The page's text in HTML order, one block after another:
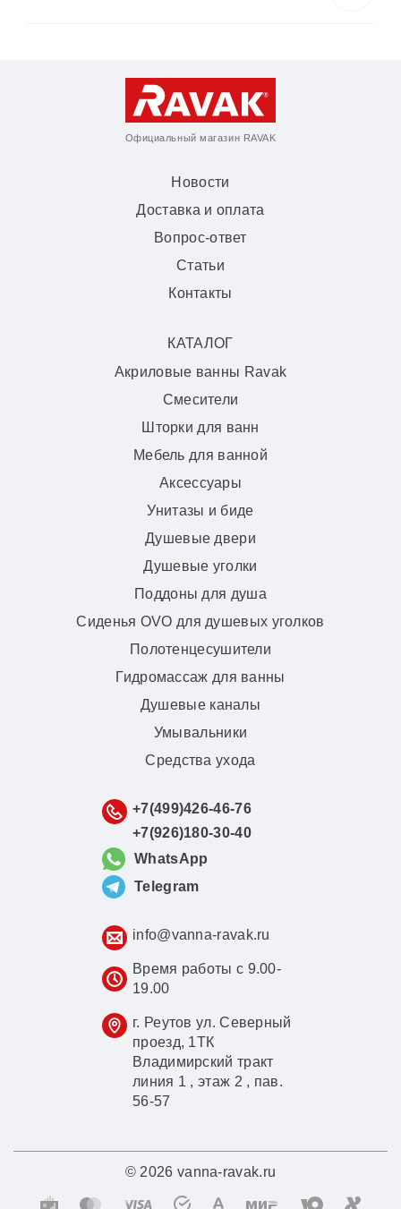
Официальный магазин RAVAK
Новости
Доставка и оплата
Вопрос-ответ
Статьи
Контакты
КАТАЛОГ
Акриловые ванны Ravak
Смесители
Шторки для ванн
Мебель для ванной
Аксессуары
Унитазы и биде
Душевые двери
Душевые уголки
Поддоны для душа
Сиденья OVO для душевых уголков
Полотенцесушители
Гидромассаж для ванны
Душевые каналы
Умывальники
Средства ухода
+7(499)426-46-76
+7(926)180-30-40
WhatsApp
Telegram
info@vanna-ravak.ru
Время работы с 9.00-
19.00
г. Реутов ул. Северный
проезд, 1ТК
Владимирский тракт
линия 1 , этаж 2 , пав.
56-57
© 2026 vanna-ravak.ru